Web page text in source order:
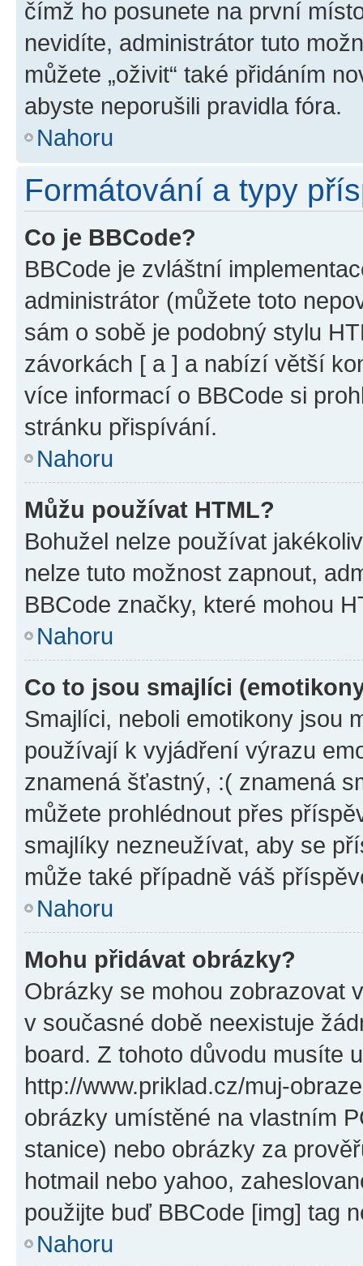
čímž ho posunete na první
nevidíte, administrátor tuto
můžete „oživit“ také přidáním
abyste neporušili pravidla fóra.
Nahoru
Formátování a typy
Co je BBCode?
BBCode je zvláštní
administrátor (můžete toto
sám o sobě je podobný stylu
závorkách [ a ] a nabízí větší
více informací o BBCode si
stránku přispívání.
Nahoru
Můžu používat HTML?
Bohužel nelze používat
nelze tuto možnost zapnout,
BBCode značky, které mohou
Nahoru
Co to jsou smajlíci
Smajlíci, neboli emotikony jsou
používají k vyjádření výrazu
znamená šťastný, :( znamená
můžete prohlédnout přes
smajlíky nezneužívat, aby se
může také případně váš
Nahoru
Mohu přidávat obrázky?
Obrázky se mohou zobrazovat
v současné době neexistuje
board. Z tohoto důvodu musíte
http://www.priklad.cz/muj-
obrázky umístěné na vlastním
stanice) nebo obrázky za
hotmail nebo yahoo,
použijte buď BBCode [img] tag
Nahoru